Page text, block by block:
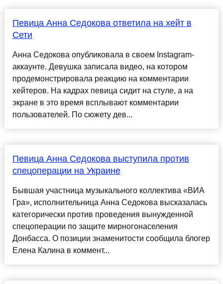
Певица Анна Седокова ответила на хейт в
Сети
Анна Седокова опубликовала в своем Instagram-
аккаунте. Девушка записала видео, на котором
продемонстрировала реакцию на комментарии
хейтеров. На кадрах певица сидит на стуле, а на
экране в это время всплывают комментарии
пользователей. По сюжету дев...
Певица Анна Седокова выступила против
спецоперации на Украине
Бывшая участница музыкального коллектива «ВИА
Гра», исполнительница Анна Седокова высказалась
категорически против проведения вынужденной
спецоперации по защите мирногонаселения
Донбасса. О позиции знаменитости сообщила блогер
Елена Калина в коммент...